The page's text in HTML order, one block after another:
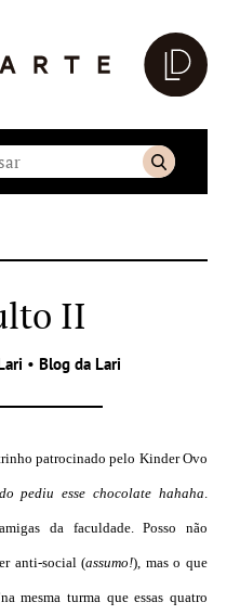
II
• Blog da Lari
patrocinado pelo Kinder Ovo
pediu esse chocolate hahaha
da faculdade. Posso não
anti-social (assumo!), mas o que
mesma turma que essas quatro